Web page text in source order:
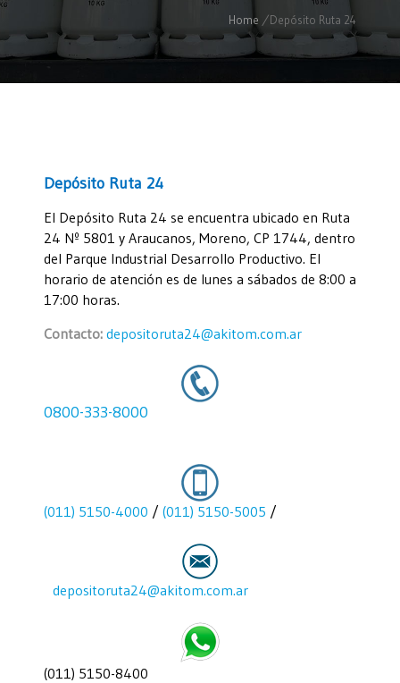
Home / Depósito Ruta 24
Depósito Ruta 24
El Depósito Ruta 24 se encuentra ubicado en Ruta
24 Nº 5801 y Araucanos, Moreno, CP 1744, dentro
del Parque Industrial Desarrollo Productivo. El
horario de atención es de lunes a sábados de 8:00 a
17:00 horas.
Contacto: depositoruta24@akitom.com.ar
0800-333-8000
(011) 5150-4000 / (011) 5150-5005 /
depositoruta24@akitom.com.ar
(011) 5150-8400